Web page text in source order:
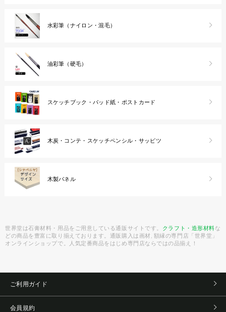
水彩筆（ナイロン・混毛）
油彩筆（硬毛）
スケッチブック・パッド紙・ポストカード
木炭・コンテ・スケッチペンシル・サッピツ
木製パネル
世界堂は石膏材料・用品をご用意している通販サイトです。 クラフト・造形材料な
どの商品を豊富に取り揃えております。通販購入は画材, 額縁の専門店「世界堂」
オンラインショップで。人気定番商品をはじめ専門店ならではの品揃え！
ご利用ガイド
会員規約